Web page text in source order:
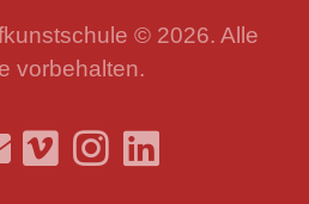
© 2026. Alle
vorbehalten.